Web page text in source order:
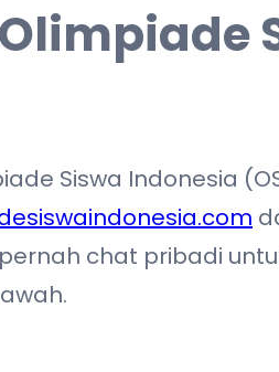
Siswa Indonesia
pernah chat pribadi